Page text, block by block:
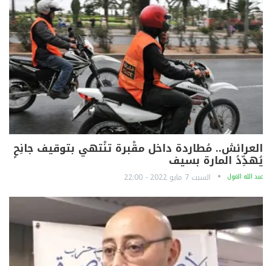
العرائش.. مُطاردة داخل مقْبرة تنْتهي بتوقيف جانِحٍ
يُهدِّدُ المارة بسيف
عبد الله الغول السبت 7 مايو 2022 - 22:00